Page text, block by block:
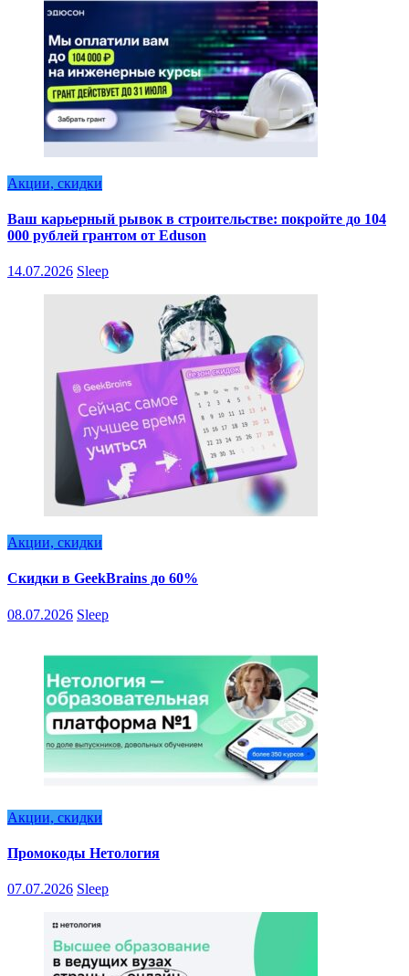
Акции, скидки
Ваш карьерный рывок в строительстве: покройте до 104
000 рублей грантом от Eduson
14.07.2026 Sleep
Акции, скидки
Скидки в GeekBrains до 60%
08.07.2026 Sleep
Акции, скидки
Промокоды Нетология
07.07.2026 Sleep